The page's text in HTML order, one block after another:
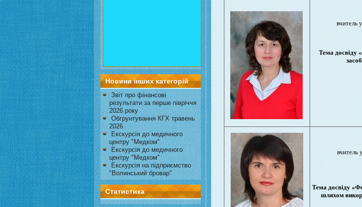
Новини інших категорій
Звіт про фінансові
результати за перше півріччя
2026 року
Обгрунтування КГХ травень
2026
Екскурсія до медичного
центру "Медком"
Екскурсія до медичного
центру "Медком"
Екскурсія на підприємство
"Волинський бровар"
Статистика
вчитель
Тема досвіду
вчитель
Тема досвіду
шляхом